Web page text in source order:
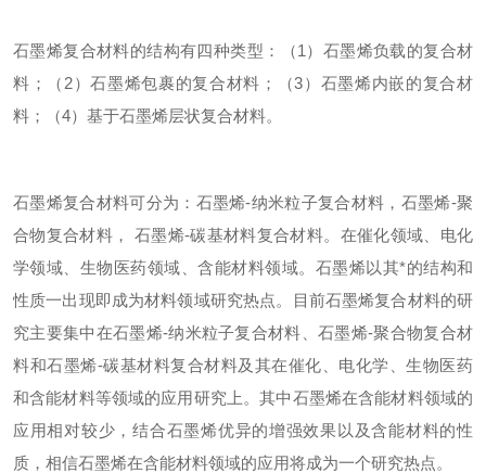
石墨烯复合材料的结构有四种类型：（1）石墨烯负载的复合材
料；（2）石墨烯包裹的复合材料；（3）石墨烯内嵌的复合材
料；（4）基于石墨烯层状复合材料。
石墨烯复合材料可分为：石墨烯-纳米粒子复合材料，石墨烯-聚
合物复合材料， 石墨烯-碳基材料复合材料。在催化领域、电化
学领域、生物医药领域、含能材料领域。石墨烯以其*的结构和
性质一出现即成为材料领域研究热点。目前石墨烯复合材料的研
究主要集中在石墨烯-纳米粒子复合材料、石墨烯-聚合物复合材
料和石墨烯-碳基材料复合材料及其在催化、电化学、生物医药
和含能材料等领域的应用研究上。其中石墨烯在含能材料领域的
应用相对较少，结合石墨烯优异的增强效果以及含能材料的性
质，相信石墨烯在含能材料领域的应用将成为一个研究热点。